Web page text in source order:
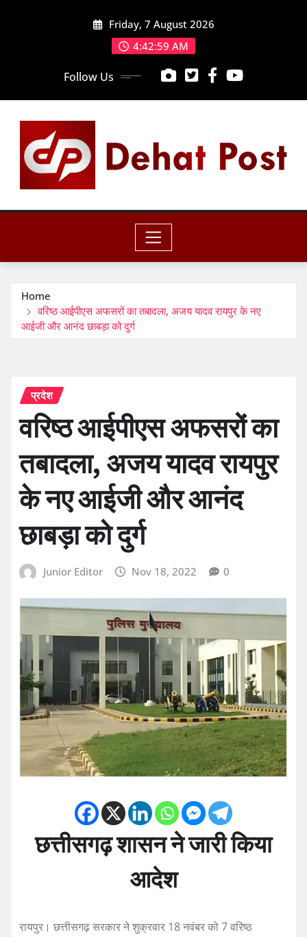
Friday, 7 August 2026
4:43:01 AM
Follow Us
Home
वरिष्ठ आईपीएस अफसरों का तबादला, अजय यादव रायपुर के नए
आईजी और आनंद छाबड़ा को दुर्ग
प्रदेश
वरिष्ठ आईपीएस अफसरों का
तबादला, अजय यादव रायपुर
के नए आईजी और आनंद
छाबड़ा को दुर्ग
Junior Editor Nov 18, 2022 0
छत्तीसगढ़ शासन ने जारी किया
आदेश
रायपुर। छत्तीसगढ़ सरकार ने शुक्रवार 18 नवंबर को 7 वरिष्ठ